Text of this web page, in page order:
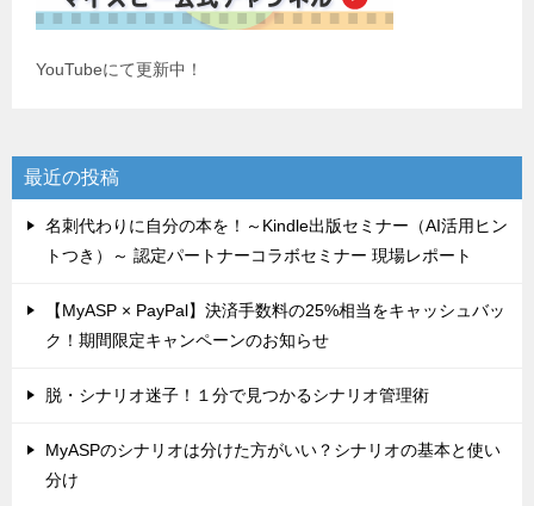
YouTubeにて更新中！
最近の投稿
名刺代わりに自分の本を！～Kindle出版セミナー（AI活用ヒン
トつき）～ 認定パートナーコラボセミナー 現場レポート
【MyASP × PayPal】決済手数料の25%相当をキャッシュバッ
ク！期間限定キャンペーンのお知らせ
脱・シナリオ迷子！１分で見つかるシナリオ管理術
MyASPのシナリオは分けた方がいい？シナリオの基本と使い
分け